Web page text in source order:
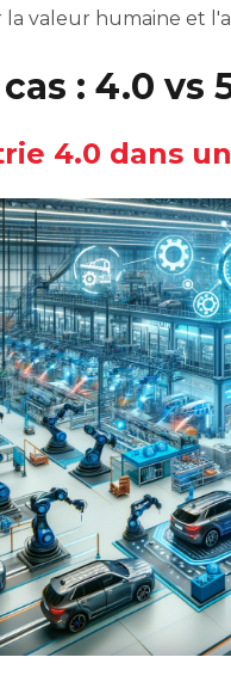
valeur humaine et
: 4.0 vs
4.0 dans